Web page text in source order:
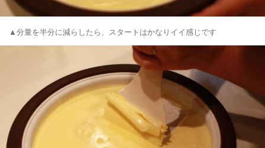
▲分量を半分に減らしたら、スタートはかなりイイ感じです